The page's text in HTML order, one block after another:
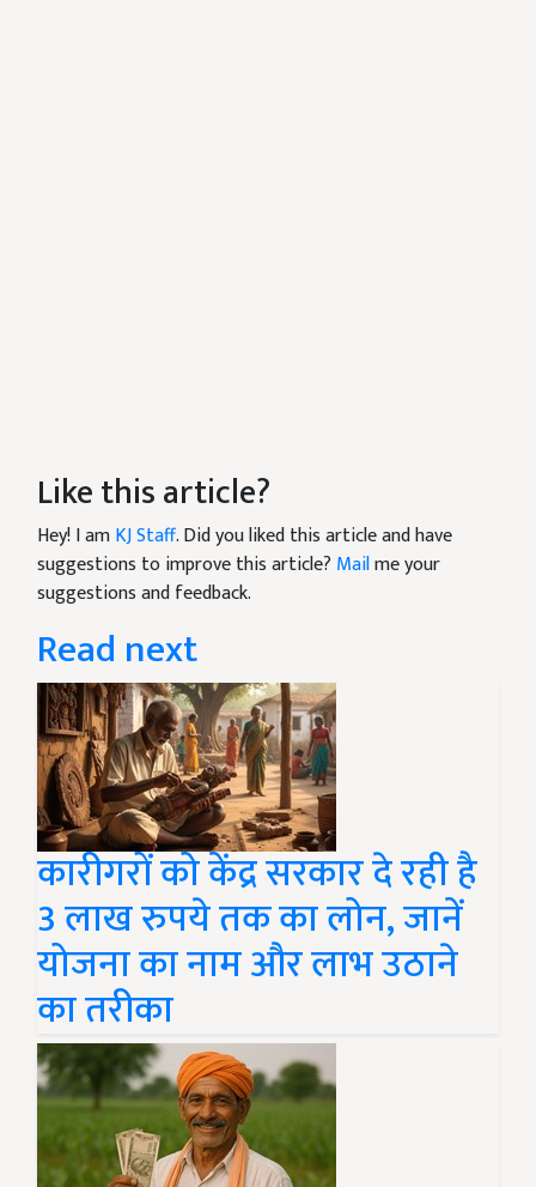
Like this article?
Hey! I amKJ Staff. Did you liked this article and have
suggestions to improve this article? Mailme your
suggestions and feedback.
Read next
कारीगरों को केंद्र सरकार दे रही है
3 लाख रुपये तक का लोन, जानें
योजना का नाम और लाभ उठाने
का तरीका